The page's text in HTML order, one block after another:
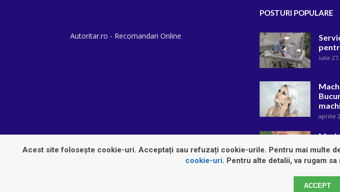
Autoritar.ro - Recomandari Online
POSTURI POPULARE
iulie
aprilie
Acest site folosește cookie-uri. Acceptați sau refuzați cookie-urile. Pentru mai multe
cookie-uri. Pentru alte detalii, va rugam
ACCEPT